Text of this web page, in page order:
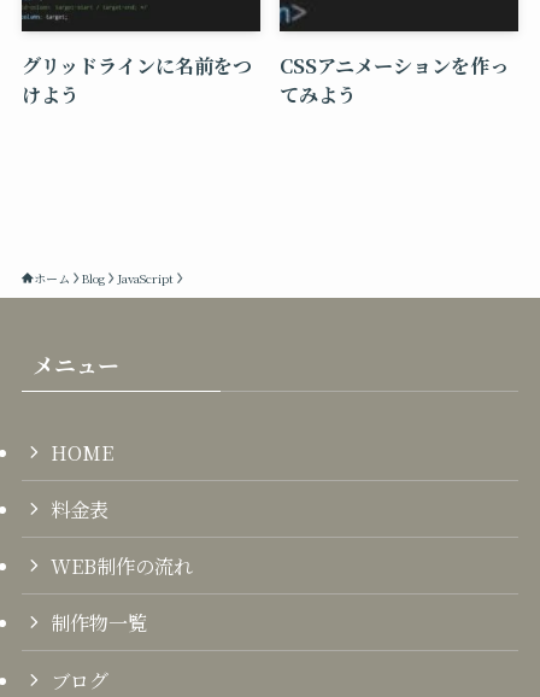
グリッドラインに名前をつ
けよう
CSSアニメーションを作っ
てみよう
ホーム Blog JavaScript
メニュー
HOME
料金表
WEB制作の流れ
制作物一覧
ブログ